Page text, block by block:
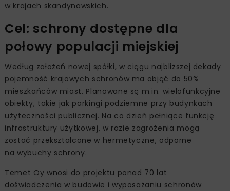
w krajach skandynawskich.
Cel: schrony dostępne dla
połowy populacji miejskiej
Według założeń nowej spółki, w ciągu najbliższej dekady
pojemność krajowych schronów ma objąć do 50%
mieszkańców miast. Planowane są m.in. wielofunkcyjne
obiekty, takie jak parkingi podziemne przy budynkach
użyteczności publicznej. Na co dzień pełniące funkcję
infrastruktury użytkowej, w razie zagrożenia mogą
zostać przekształcone w hermetyczne, odporne
na wybuchy schrony.
Temet Oy wnosi do projektu ponad 70 lat
doświadczenia w budowie i wyposażaniu schronów